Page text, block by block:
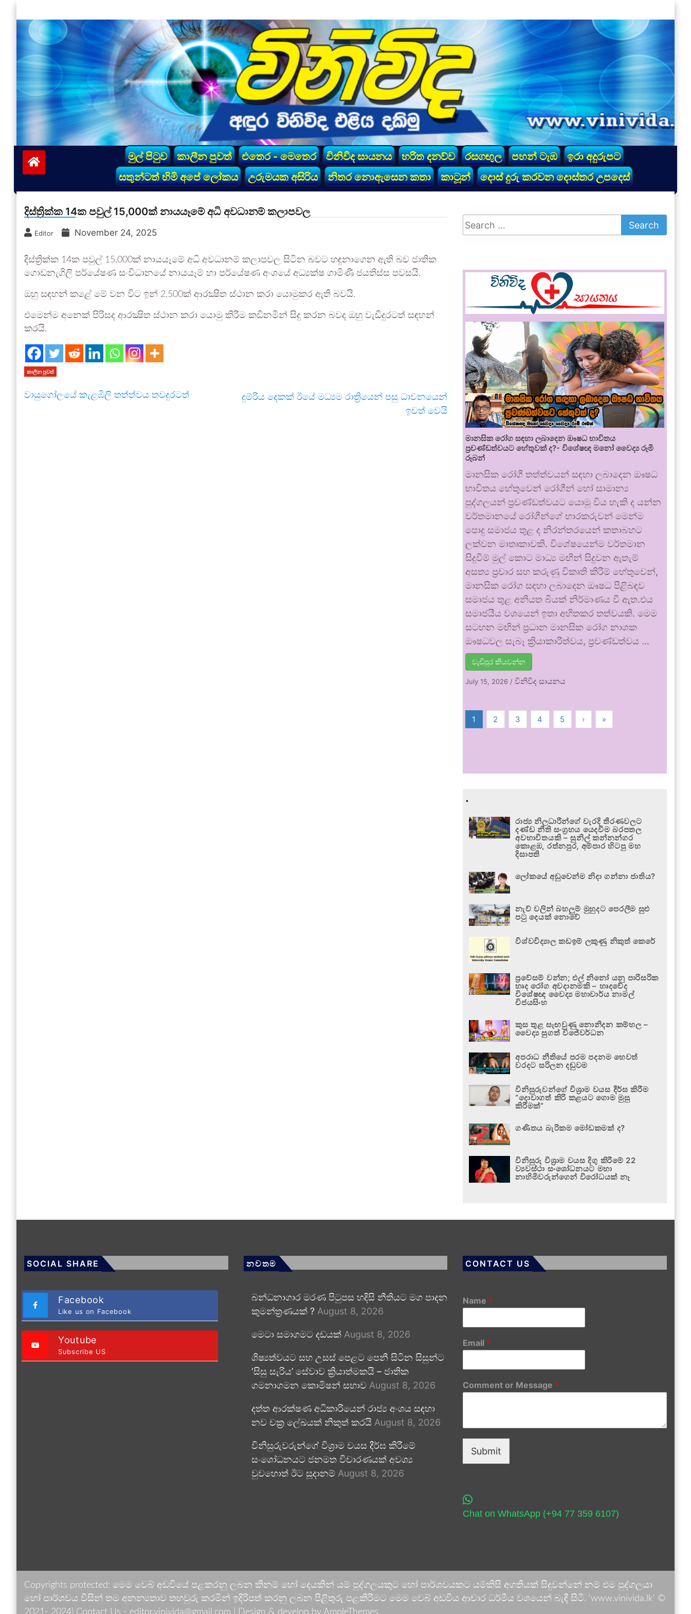
to
content
vinivida.lk
මුල් පිටුව කාලීන පුවත් එතෙර - මෙතෙර විනිවිද සායනය හරිත දනව්ව රසගඟුල පහන් ටැඹ
ඉරා අදුරුපට
සතුන්ටත් හිමි අපේ ලෝකය
උරුමයක අසිරිය නිතර නොඇසෙන කතා කාටූන් දොස් දුරු කරවන දොස්තර උපදෙස්
දිස්ත්‍රික්ක 14ක පවුල් 15,000ක් නායයෑමේ අධි අවධානම් කලාපවල
Editor November 24, 2025
දිස්ත්‍රික්ක 14ක පවුල් 15,000ක් නායයෑමේ අධි අවධානම් කලාපවල සිටින බවට හඳුනාගෙන ඇති බව ජාතික
ගොඩනැගිලි පර්යේෂණ සංවිධානයේ නායයෑම් හා පර්යේෂණ අංශයේ අධ්‍යක්ෂ ගාමිණී ජයතිස්ස පවසයි.
ඔහු සඳහන් කළේ මේ වන විට ඉන් 2,500ක් ආරක්‍ෂිත ස්ථාන කරා යොමුකර ඇති බවයි.
එමෙන්ම අනෙක් පිරිසද ආරක්‍ෂිත ස්ථාන කරා යොමු කිරීම කඩිනමින් සිදු කරන බවද ඔහු වැඩිදුරටත් සඳහන්
කරයි.
කාලීන පුවත්
වායුගෝලයේ කැළඹිලි තත්ත්වය තවදුරටත්
දුම්රිය දෙකක් ඊයේ මධ්‍යම රාත්‍රියෙන් පසු ධාවනයෙන්
ඉවත් වෙයි
මානසික රෝග සඳහා ලබාදෙන ඖෂධ භාවිතය
ප්‍රචණ්ඩත්වයට හේතුවක් ද?- විශේෂඥ මනෝ වෛද්‍ය රූමි
රූබන්
මානසික රෝගී තත්ත්වයන් සඳහා ලබාදෙන ඖෂධ
භාවිතය හේතුවෙන් රෝගීන් හෝ සාමාන්‍ය
පුද්ගලයන් ප්‍රචණ්ඩත්වයට යොමු විය හැකි ද යන්න
වර්තමානයේ රෝගීන්ගේ භාරකරුවන් මෙන්ම
පොදු සමාජය තුළ ද නිරන්තරයෙන් කතාබහට
ලක්වන මාතෘකාවකි. විශේෂයෙන්ම වර්තමාන
සිදුවීම් මුල් කොට මාධ්‍ය මඟින් සිදුවන ඇතැම්
අසත්‍ය ප්‍රචාර සහ කරුණු විකෘති කිරීම් හේතුවෙන්,
මානසික රෝග සඳහා ලබාදෙන ඖෂධ පිළිබඳව
සමාජය තුළ අනියත බියක් නිර්මාණය වී ඇත.එය
සමාජයීය වශයෙන් ඉතා අහිතකර තත්වයකි. මෙම
සටහන මඟින් ප්‍රධාන මානසික රෝග නාශක
ඖෂධවල සැබෑ ක්‍රියාකාරීත්වය, ප්‍රචණ්ඩත්වය …
වැඩිපුර කියවන්න
July 15, 2026 /විනිවිද සායනය
1 2 3 4 5 › »
.
රාජ්‍ය නිලධාරීන්ගේ වැරදි තීරණවලට
දණ්ඩ නීති සංග්‍රහය යෙදවීම බරපතල
අවභාවිතයකි – සුනිල් කන්නන්ගර
කොළඹ, රත්නපුර, අම්පාර හිටපු මහ
දිසාපති
ලෝකයේ අඩුවෙන්ම නිදා ගන්නා ජාතිය?
නැව් වලින් බහලුම් මුහුදට පෙරලීම සුළු
පටු දෙයක් නොවේ
විශ්වවිද්‍යාල කඩඉම් ලකුණු නිකුත් කෙරේ
ප්‍රවේසම් වන්න; එල් නිනෝ යනු පාරිසරික
හෘද රෝග අවදානමකි – හෘදවේද
විශේෂඥ වෛද්‍ය මහාචාර්ය නාමල්
විජයසිංහ
කුස තුළ සැඟවුණු නොනිදන කම්හල –
වෛද්‍ය සුගත් විජේවර්ධන
අපරාධ නීතියේ පරම පදනම හෙවත්
වරදට සරිලන දඬුවම
විනිසුරුවන්ගේ විශ්‍රාම වයස දීර්ඝ කිරීම
“දොවාගත් කිරි කළයට ගොම මුසු
කිරීමක්”
ගණිතය බැරිකම මෝඩකමක් ද?
විනිසුරු විශ්‍රාම වයස දිගු කිරීමේ 22
ව්‍යවස්ථා සංශෝධනයට මහා
නාහිමිවරුන්ගෙන් විරෝධයක් නෑ
SOCIAL SHARE
Facebook
Like us on Facebook
Youtube
Subscribe US
නවතම
බන්ධනාගාර මරණ පිටුපස හදිසි නීතියට මග පාදන
කුමන්ත්‍රණයක් ? August 8, 2026
මෙටා සමාගමට දඩයක් August 8, 2026
ශිෂ්‍යත්වයට සහ උසස් පෙළට පෙනී සිටින සිසුන්ට
‘සිසු සැරිය’ සේවාව ක්‍රියාත්මකයි – ජාතික
ගමනාගමන කොමිෂන් සභාව August 8, 2026
දත්ත ආරක්ෂණ අධිකාරියෙන් රාජ්‍ය අංශය සඳහා
නව චක්‍ර ලේඛයක් නිකුත් කරයි August 8, 2026
විනිසුරුවරුන්ගේ විශ්‍රාම වයස දීර්ඝ කිරීමේ
සංශෝධනයට ජනමත විචාරණයක් අවශ්‍ය
වුවහොත් ඊට සූදානම් August 8, 2026
CONTACT US
Name *
Email *
Comment or Message *
Submit
Chat on WhatsApp (+94 77 359 6107)
Copyrights protected: මෙම වෙබ් අඩවියේ පළකරනු ලබන කිනම් හෝ දෙයකින් යම් පුද්ගලයකුට හෝ පාර්ශවයකට යම්කිසි අගතියක් සිදුවන්නේ නම් එම පුද්ගලයා
හෝ පාර්ශවය විසින් තම අනන්‍යතාව තහවුරු කරමින් ඉදිරිපත් කරනු ලබන පිළිතුරු පළකිරීමට මෙම වෙබ් අඩවිය ආචාර ධර්මීය වශයෙන් බැඳී සිටී. 'www.vinivida.lk' ©
2021- 2024| Contact Us - editor.vinivida@gmail.com |
Design & develop by AmpleThemes